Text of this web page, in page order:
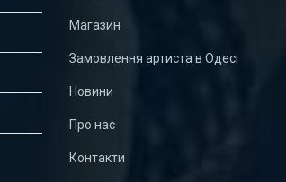
Магазин
Замовлення артиста в Одесі
Новини
Про нас
Контакти